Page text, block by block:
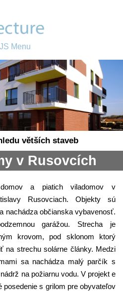
Menu
větších staveb
v Rusovcích
a piatich viladomov v
Rusovciach. Objekty sú
nachádza občianska vybavenosť.
garážou. Strecha je
krovom, pod sklonom ktorý
na strechu solárne články. Medzi
sa nachádza malý parčík s
na požiarnu vodu. V projekt e
posedenie s grilom pre obyvateľov